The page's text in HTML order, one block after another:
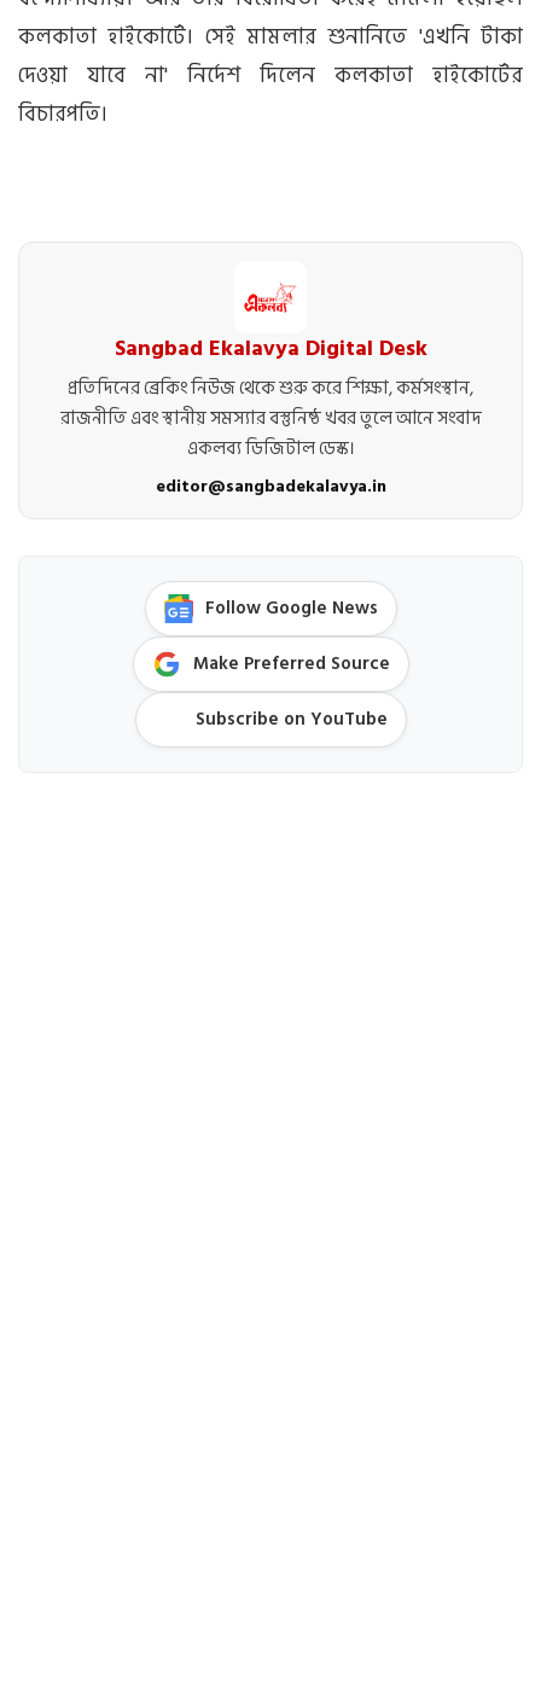
কলকাতা হাইকোর্টে। সেই মামলার শুনানিতে 'এখনি টাকা
দেওয়া যাবে না' নির্দেশ দিলেন কলকাতা হাইকোর্টের
বিচারপতি।
Sangbad Ekalavya Digital Desk
প্রতিদিনের ব্রেকিং নিউজ থেকে শুরু করে শিক্ষা, কর্মসংস্থান,
রাজনীতি এবং স্থানীয় সমস্যার বস্তুনিষ্ঠ খবর তুলে আনে সংবাদ
একলব্য ডিজিটাল ডেস্ক।
editor@sangbadekalavya.in
Follow Google News
Make Preferred Source
Subscribe on YouTube